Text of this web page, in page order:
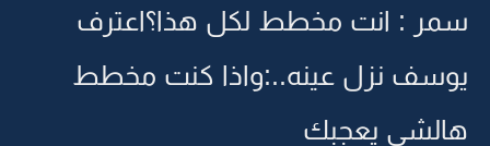
سمر : انت مخطط لكل هذا؟اعترف
يوسف نزل عينه..:واذا كنت مخطط
هالشي يعجبك